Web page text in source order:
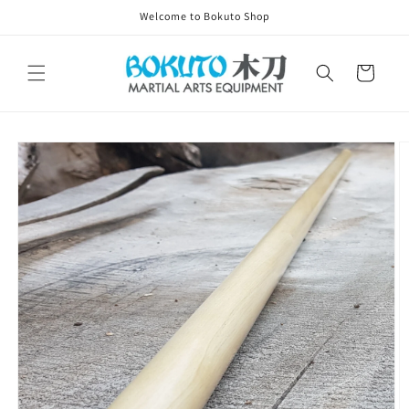
Welcome to Bokuto Shop
Cart
Skip to
product
information